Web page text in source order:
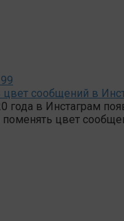
цвет сообщений в
года в Инстаграм
цвет